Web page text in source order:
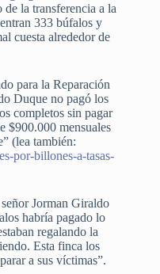
la transferencia a la
333 búfalos y
cuesta alrededor de
para la Reparación
Duque no pagó los
completos sin pagar
$900.000 mensuales
(lea también:
por-billones-a-tasas-
Jorman Giraldo
habría pagado lo
regalando la
Esta finca los
a sus víctimas”.